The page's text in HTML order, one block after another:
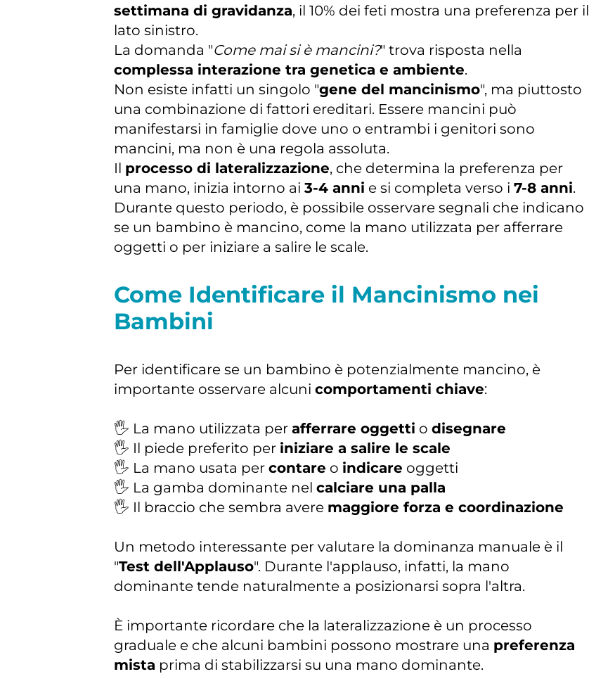
settimana di gravidanza, il 10% dei feti mostra una preferenza per il
lato sinistro.
La domanda "Come mai si è mancini?" trova risposta nella
complessa interazione tra genetica e ambiente.
Non esiste infatti un singolo "gene del mancinismo", ma piuttosto
una combinazione di fattori ereditari. Essere mancini può
manifestarsi in famiglie dove uno o entrambi i genitori sono
mancini, ma non è una regola assoluta.
Il processo di lateralizzazione, che determina la preferenza per
una mano, inizia intorno ai 3-4 anni e si completa verso i 7-8 anni.
Durante questo periodo, è possibile osservare segnali che indicano
se un bambino è mancino, come la mano utilizzata per afferrare
oggetti o per iniziare a salire le scale.
Come Identificare il Mancinismo nei
Bambini
Per identificare se un bambino è potenzialmente mancino, è
importante osservare alcuni comportamenti chiave:
🖐️ La mano utilizzata per afferrare oggetti o disegnare
🖐️ Il piede preferito per iniziare a salire le scale
🖐️ La mano usata per contare o indicare oggetti
🖐️ La gamba dominante nel calciare una palla
🖐️ Il braccio che sembra avere maggiore forza e coordinazione
Un metodo interessante per valutare la dominanza manuale è il
"Test dell'Applauso". Durante l'applauso, infatti, la mano
dominante tende naturalmente a posizionarsi sopra l'altra.
È importante ricordare che la lateralizzazione è un processo
graduale e che alcuni bambini possono mostrare una preferenza
mista prima di stabilizzarsi su una mano dominante.